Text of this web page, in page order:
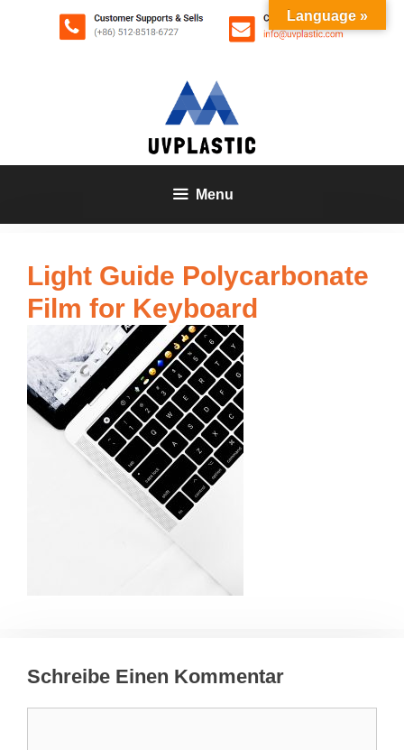
Menu
Light Guide Polycarbonate
Film for Keyboard
Schreibe Einen Kommentar
Language »